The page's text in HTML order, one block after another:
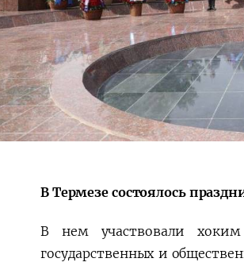
В Термезе состоялось
В нем участвовали хоким
государственных и